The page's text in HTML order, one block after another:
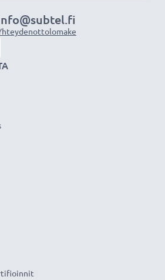
vahvistimiin
subtel RCA-
suorituskyky ja liitettävyys,